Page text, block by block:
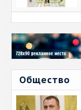
Общество